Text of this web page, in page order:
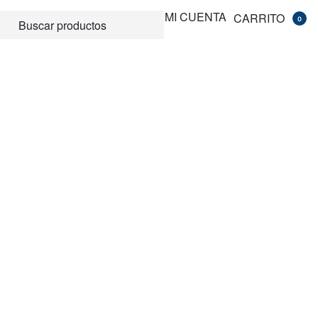
MI CUENTA CARRITO 0